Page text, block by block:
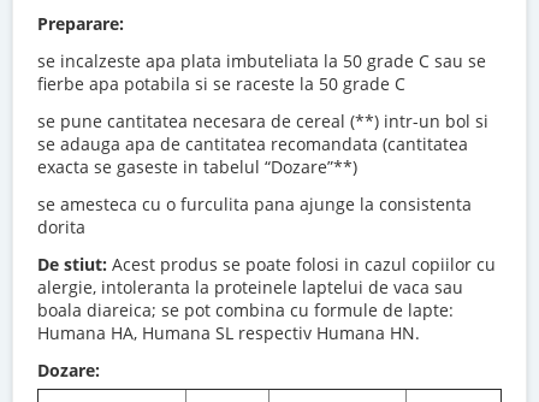
Preparare:
se incalzeste apa plata imbuteliata la 50 grade C sau se
fierbe apa potabila si se raceste la 50 grade C
se pune cantitatea necesara de cereal (**) intr-un bol si
se adauga apa de cantitatea recomandata (cantitatea
exacta se gaseste in tabelul “Dozare”**)
se amesteca cu o furculita pana ajunge la consistenta
dorita
De stiut: Acest produs se poate folosi in cazul copiilor cu
alergie, intoleranta la proteinele laptelui de vaca sau
boala diareica; se pot combina cu formule de lapte:
Humana HA, Humana SL respectiv Humana HN.
Dozare: